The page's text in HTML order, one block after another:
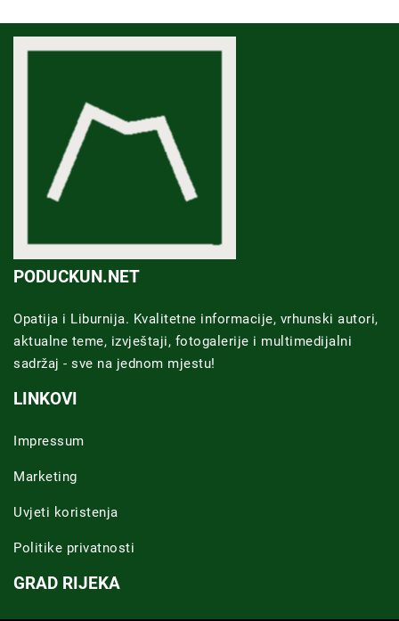
PODUCKUN.NET
Opatija i Liburnija. Kvalitetne informacije, vrhunski autori,
aktualne teme, izvještaji, fotogalerije i multimedijalni
sadržaj - sve na jednom mjestu!
LINKOVI
Impressum
Marketing
Uvjeti koristenja
Politike privatnosti
GRAD RIJEKA